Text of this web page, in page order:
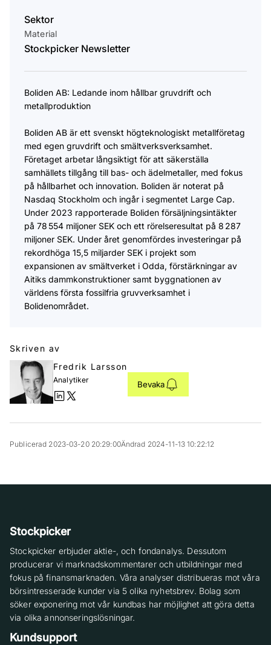
Sektor
Material
Stockpicker Newsletter
Boliden AB: Ledande inom hållbar gruvdrift och
metallproduktion
Boliden AB är ett svenskt högteknologiskt metallföretag
med egen gruvdrift och smältverksverksamhet.
Företaget arbetar långsiktigt för att säkerställa
samhällets tillgång till bas- och ädelmetaller, med fokus
på hållbarhet och innovation. Boliden är noterat på
Nasdaq Stockholm och ingår i segmentet Large Cap. ​
Under 2023 rapporterade Boliden försäljningsintäkter
på 78 554 miljoner SEK och ett rörelseresultat på 8 287
miljoner SEK. Under året genomfördes investeringar på
rekordhöga 15,5 miljarder SEK i projekt som
expansionen av smältverket i Odda, förstärkningar av
Aitiks dammkonstruktioner samt byggnationen av
världens första fossilfria gruvverksamhet i
Bolidenområdet.
Skriven av
Fredrik Larsson
Analytiker Bevaka
Publicerad 2023-03-20 20:29:00Ändrad 2024-11-13 10:22:12
Stockpicker
Stockpicker erbjuder aktie-, och fondanalys. Dessutom
producerar vi marknadskommentarer och utbildningar med
fokus på finansmarknaden. Våra analyser distribueras mot våra
börsintresserade kunder via 5 olika nyhetsbrev. Bolag som
söker exponering mot vår kundbas har möjlighet att göra detta
via olika annonseringslösningar.
Kundsupport